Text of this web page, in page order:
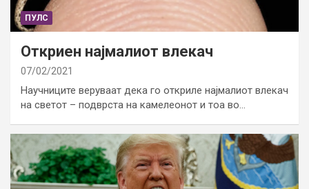
ПУЛС
Откриен најмалиот влекач
07/02/2021
Научниците веруваат дека го откриле најмалиот влекач
на светот – подврста на камелеонот и тоа во…